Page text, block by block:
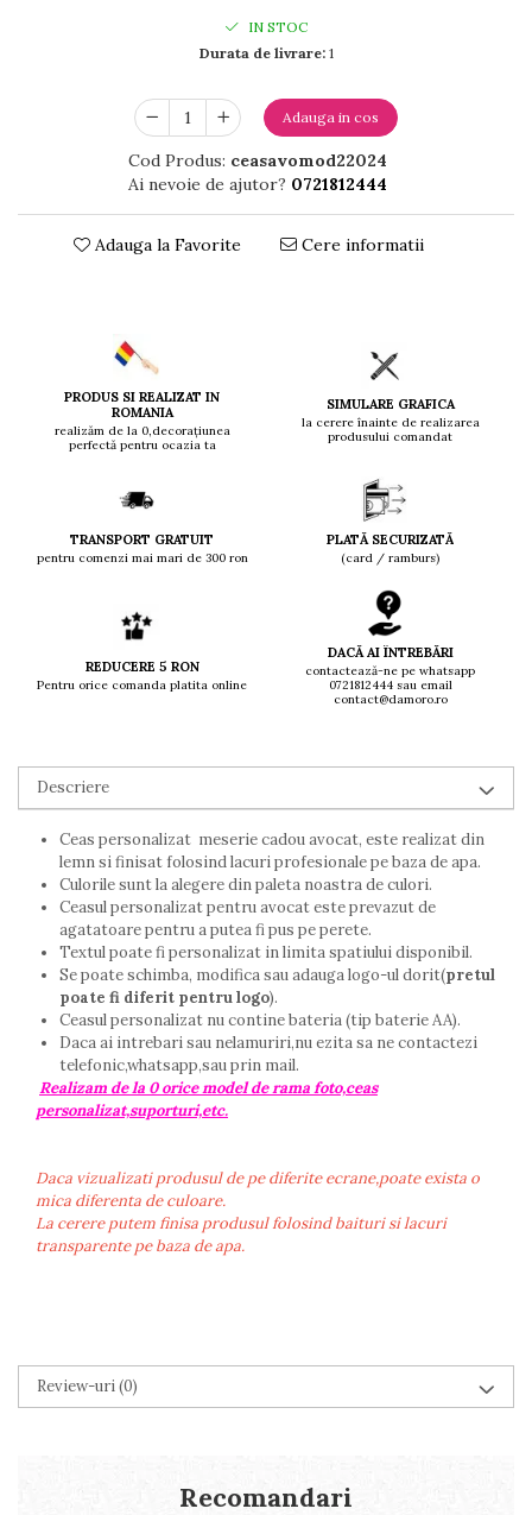
IN STOC
Durata de livrare:1
Adauga in cos
Cod Produs: ceasavomod22024
Ai nevoie de ajutor? 0721812444
Adauga la Favorite Cere informatii
PRODUS SI REALIZAT IN
ROMANIA
realizăm de la 0,decorațiunea
perfectă pentru ocazia ta
SIMULARE GRAFICA
la cerere înainte de realizarea
produsului comandat
TRANSPORT GRATUIT
pentru comenzi mai mari de 300 ron
PLATĂ SECURIZATĂ
(card / ramburs)
REDUCERE 5 RON
Pentru orice comanda platita online
DACĂ AI ÎNTREBĂRI
contactează-ne pe whatsapp
0721812444 sau email
contact@damoro.ro
Descriere
Ceas personalizat meserie cadou avocat, este realizat din
lemn si finisat folosind lacuri profesionale pe baza de apa.
Culorile sunt la alegere din paleta noastra de culori.
Ceasul personalizat pentru avocat este prevazut de
agatatoare pentru a putea fi pus pe perete.
Textul poate fi personalizat in limita spatiului disponibil.
Se poate schimba, modifica sau adauga logo-ul dorit(pretul
poate fi diferit pentru logo).
Ceasul personalizat nu contine bateria (tip baterie AA).
Daca ai intrebari sau nelamuriri,nu ezita sa ne contactezi
telefonic,whatsapp,sau prin mail.
Realizam de la 0 orice model de rama foto,ceas
personalizat,suporturi,etc.
Daca vizualizati produsul de pe diferite ecrane,poate exista o
mica diferenta de culoare.
La cerere putem finisa produsul folosind baituri si lacuri
transparente pe baza de apa.
Review-uri(0)
Recomandari